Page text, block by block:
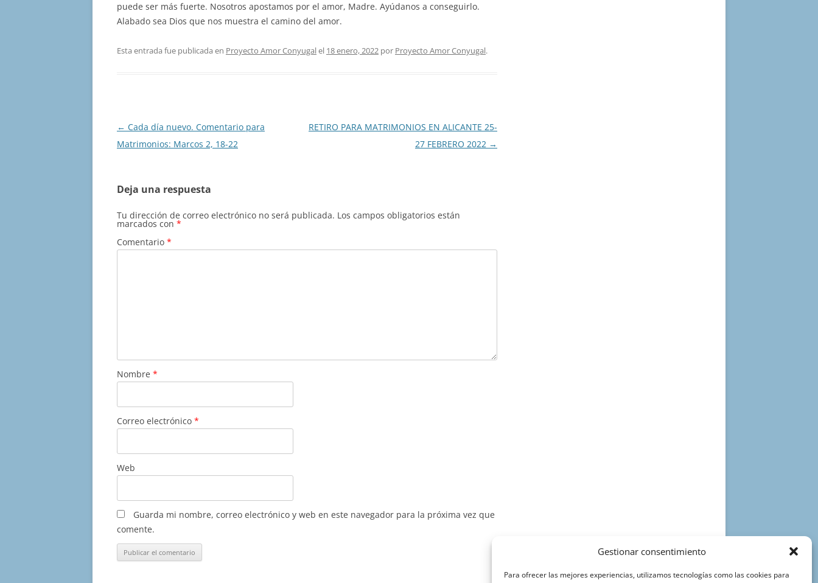
Gestionar consentimiento
Para ofrecer las mejores experiencias, utilizamos tecnologías como las cookies para
puede ser más fuerte. Nosotros apostamos por el amor, Madre. Ayúdanos a conseguirlo.
Alabado sea Dios que nos muestra el camino del amor.
Esta entrada fue publicada en Proyecto Amor Conyugalel 18 enero, 2022 por Proyecto Amor Conyugal.
Navegación
de
← Cada día nuevo. Comentario para
Matrimonios: Marcos 2, 18-22
RETIRO PARA MATRIMONIOS EN ALICANTE 25-
27 FEBRERO 2022 →
Deja una respuesta
Tu dirección de correo electrónico no será publicada. Los campos obligatorios están
marcados con *
Comentario *
Nombre *
Correo electrónico *
Web
Guarda mi nombre, correo electrónico y web en este navegador para la próxima vez que
comente.